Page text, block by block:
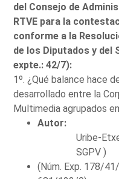
del Consejo de
RTVE para la
conforme a la
de los Diputados y del
expte.: 42/7):
1º. ¿Qué balance hace
desarrollado entre la
Multimedia agrupados
Autor:
Uribe-
SGPV )
(Núm. Exp. 178/